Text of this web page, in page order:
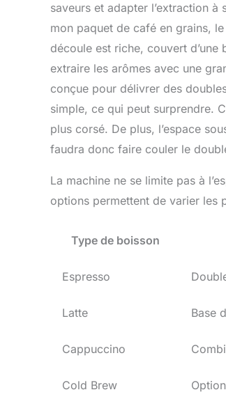
saveurs et adapter l’extraction
mon paquet de café en grains,
découle est riche, couvert d’une
extraire les arômes avec une
conçue pour délivrer des
simple, ce qui peut surprendre.
plus corsé. De plus, l’espace
faudra donc faire couler le
La machine ne se limite pas à
options permettent de varier les
Type de boisson
Espresso
Latte Base
Cappuccino
Cold Brew